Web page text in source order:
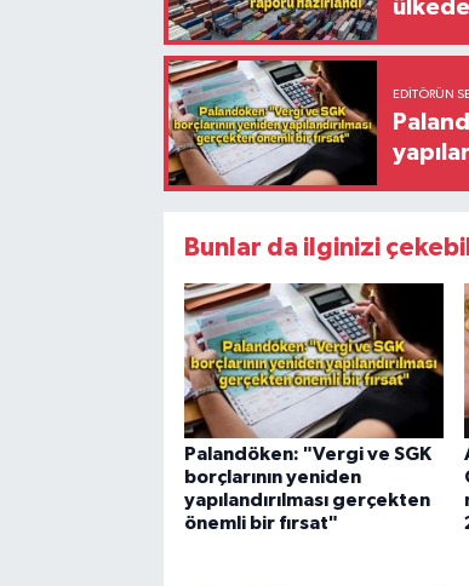
EDITÖRÜN
Bunlar da ilginizi
Palandöken: "Vergi ve SGK
borçlarının yeniden
yapılandırılması gerçekten
önemli bir fırsat"